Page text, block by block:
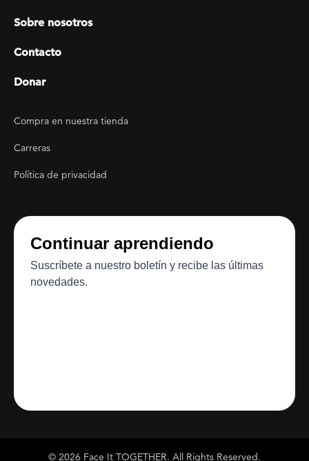
Sobre nosotros
Contacto
Donar
Footer Utility
Compra en nuestra tienda
Carreras
Política de privacidad
© 2026 Face It TOGETHER. All Rights Reserved.